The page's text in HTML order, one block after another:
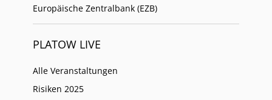
Europäische Zentralbank (EZB)
PLATOW LIVE
Alle Veranstaltungen
Risiken 2025